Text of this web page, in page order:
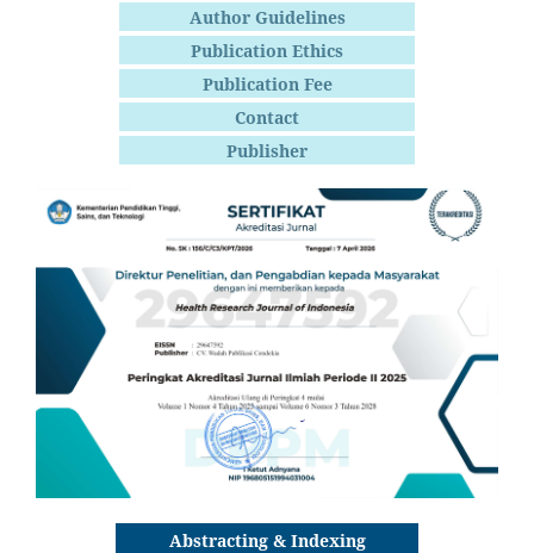
Author Guidelines
Publication Ethics
Publication Fee
Contact
Publisher
Abstracting & Indexing